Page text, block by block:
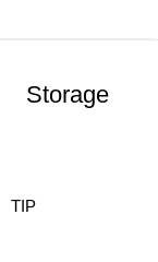
Storage
TIP